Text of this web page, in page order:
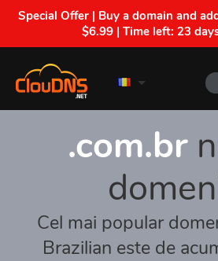
Special Offer | Buy a domain and
$6.99 | Time left: 23
.com.br
Cel mai popular
Brazilian este de